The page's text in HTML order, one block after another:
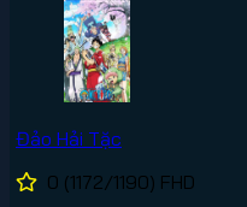
Đảo Hải Tặc
0 (1172/1190) FHD